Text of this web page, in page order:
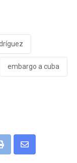
embargo a cuba
Share